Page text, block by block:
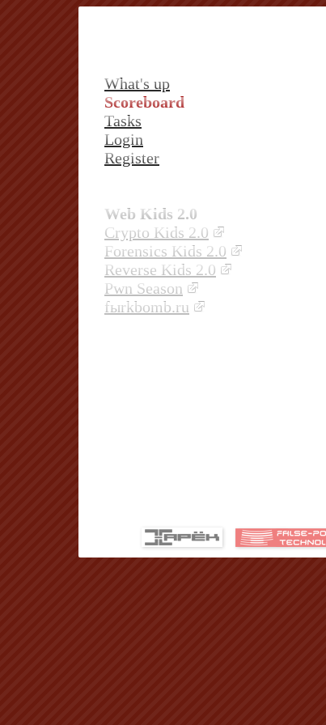
What's up
Scoreboard
Tasks
Login
Register
Web Kids 2.0
Crypto Kids 2.0
Forensics Kids 2.0
Reverse Kids 2.0
Pwn Season
fыrkbomb.ru